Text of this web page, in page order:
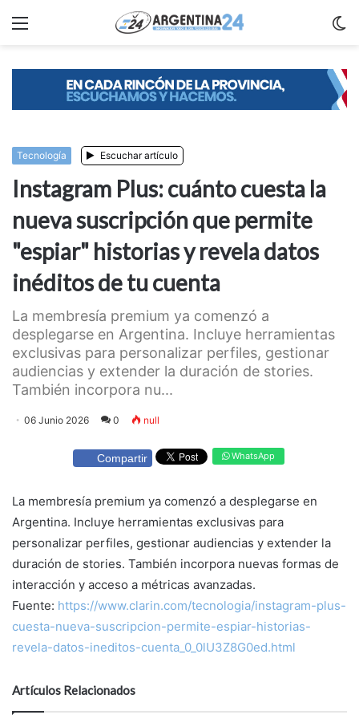
Tecnologí­a Escuchar artículo
Instagram Plus: cuánto cuesta la
nueva suscripción que permite
"espiar" historias y revela datos
inéditos de tu cuenta
La membresía premium ya comenzó a
desplegarse en Argentina. Incluye herramientas
exclusivas para personalizar perfiles, gestionar
audiencias y extender la duración de stories.
También incorpora nu...
06 Junio 2026 0 null
Compartir WhatsApp
La membresía premium ya comenzó a desplegarse en
Argentina. Incluye herramientas exclusivas para
personalizar perfiles, gestionar audiencias y extender la
duración de stories. También incorpora nuevas formas de
interacción y acceso a métricas avanzadas.
Fuente: https://www.clarin.com/tecnologia/instagram-plus-
cuesta-nueva-suscripcion-permite-espiar-historias-
revela-datos-ineditos-cuenta_0_0lU3Z8G0ed.html
Artículos Relacionados